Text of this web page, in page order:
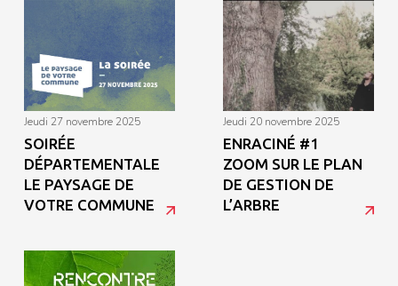
Podcasts
Conférences
Résidences
Visites
jeudi 27 novembre 2025
SOIRÉE
DÉPARTEMENTALE
LE PAYSAGE DE
VOTRE COMMUNE
jeudi 20 novembre 2025
ENRACINÉ #1
ZOOM SUR LE PLAN
DE GESTION DE
L’ARBRE